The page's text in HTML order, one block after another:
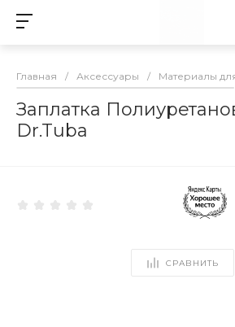
Главная / Аксессуары / Материалы
Заплатка
Dr.Tuba
СРАВНИТЬ